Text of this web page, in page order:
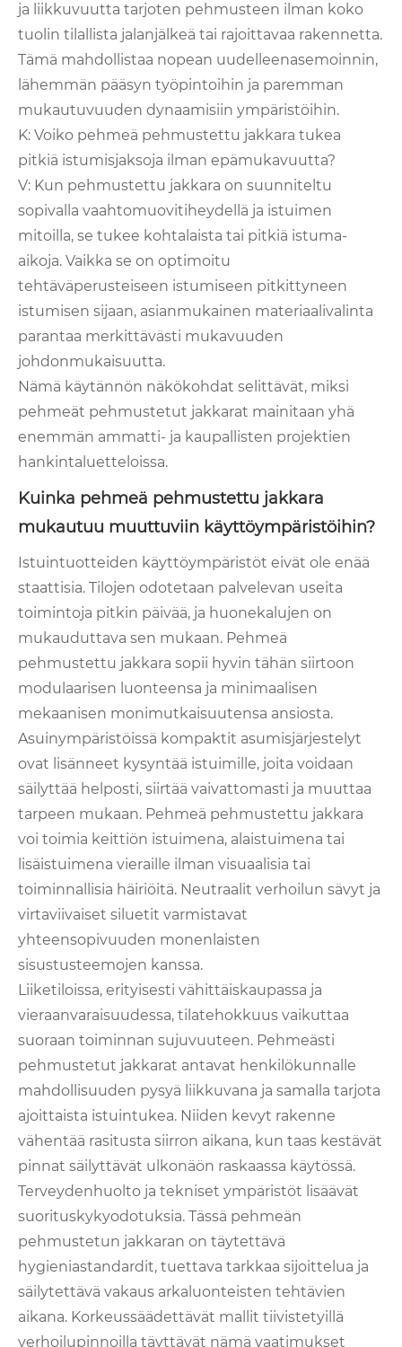
ja liikkuvuutta tarjoten pehmusteen ilman koko
tuolin tilallista jalanjälkeä tai rajoittavaa rakennetta.
Tämä mahdollistaa nopean uudelleenasemoinnin,
lähemmän pääsyn työpintoihin ja paremman
mukautuvuuden dynaamisiin ympäristöihin.
K: Voiko pehmeä pehmustettu jakkara tukea
pitkiä istumisjaksoja ilman epämukavuutta?
V: Kun pehmustettu jakkara on suunniteltu
sopivalla vaahtomuovitiheydellä ja istuimen
mitoilla, se tukee kohtalaista tai pitkiä istuma-
aikoja. Vaikka se on optimoitu
tehtäväperusteiseen istumiseen pitkittyneen
istumisen sijaan, asianmukainen materiaalivalinta
parantaa merkittävästi mukavuuden
johdonmukaisuutta.
Nämä käytännön näkökohdat selittävät, miksi
pehmeät pehmustetut jakkarat mainitaan yhä
enemmän ammatti- ja kaupallisten projektien
hankintaluetteloissa.
Kuinka pehmeä pehmustettu jakkara
mukautuu muuttuviin käyttöympäristöihin?
Istuintuotteiden käyttöympäristöt eivät ole enää
staattisia. Tilojen odotetaan palvelevan useita
toimintoja pitkin päivää, ja huonekalujen on
mukauduttava sen mukaan. Pehmeä
pehmustettu jakkara sopii hyvin tähän siirtoon
modulaarisen luonteensa ja minimaalisen
mekaanisen monimutkaisuutensa ansiosta.
Asuinympäristöissä kompaktit asumisjärjestelyt
ovat lisänneet kysyntää istuimille, joita voidaan
säilyttää helposti, siirtää vaivattomasti ja muuttaa
tarpeen mukaan. Pehmeä pehmustettu jakkara
voi toimia keittiön istuimena, alaistuimena tai
lisäistuimena vieraille ilman visuaalisia tai
toiminnallisia häiriöitä. Neutraalit verhoilun sävyt ja
virtaviivaiset siluetit varmistavat
yhteensopivuuden monenlaisten
sisustusteemojen kanssa.
Liiketiloissa, erityisesti vähittäiskaupassa ja
vieraanvaraisuudessa, tilatehokkuus vaikuttaa
suoraan toiminnan sujuvuuteen. Pehmeästi
pehmustetut jakkarat antavat henkilökunnalle
mahdollisuuden pysyä liikkuvana ja samalla tarjota
ajoittaista istuintukea. Niiden kevyt rakenne
vähentää rasitusta siirron aikana, kun taas kestävät
pinnat säilyttävät ulkonäön raskaassa käytössä.
Terveydenhuolto ja tekniset ympäristöt lisäävät
suorituskykyodotuksia. Tässä pehmeän
pehmustetun jakkaran on täytettävä
hygieniastandardit, tuettava tarkkaa sijoittelua ja
säilytettävä vakaus arkaluonteisten tehtävien
aikana. Korkeussäädettävät mallit tiivistetyillä
verhoilupinnoilla täyttävät nämä vaatimukset